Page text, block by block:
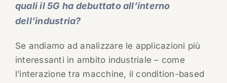
quali il 5G ha debuttato all’interno
dell’industria?
Se andiamo ad analizzare le applicazioni più
interessanti in ambito industriale – come
l’interazione tra macchine, il condition-based